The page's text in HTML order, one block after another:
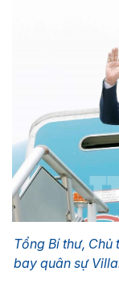
Tổng Bí thư, Chủ
bay quân sự